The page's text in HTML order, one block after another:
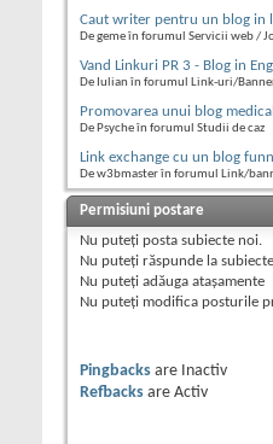
Caut writer pentru un blog in
De geme în forumul Servicii web /
Vand Linkuri PR 3 - Blog in
De Iulian în forumul Link-uri/
Promovarea unui blog
De Psyche în forumul Studii de caz
Link exchange cu un blog
De w3bmaster în forumul Link/
Permisiuni postare
Nu puteţi posta subiecte noi.
Nu puteţi răspunde la subiecte
Nu puteţi adăuga ataşamente
Nu puteţi modifica posturile
Pingbacks are
Inactiv
Refbacks are Activ